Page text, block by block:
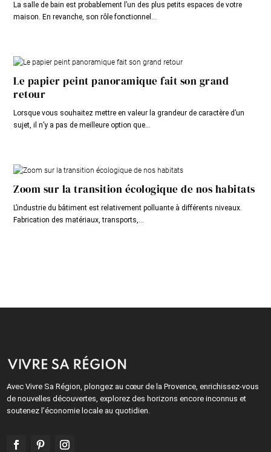
La salle de bain est probablement l’un des plus petits espaces de votre
maison. En revanche, son rôle fonctionnel...
Le papier peint panoramique fait son grand
retour
Lorsque vous souhaitez mettre en valeur la grandeur de caractère d’un
sujet, il n’y a pas de meilleure option que...
Zoom sur la transition écologique de nos habitats
L’industrie du bâtiment est relativement polluante à différents niveaux.
Fabrication des matériaux, transports,...
Avec Vivre Sa Région, plongez au cœur de la Provence, enrichissez-vous
de nouvelles découvertes, explorez des horizons encore inconnus et
soutenez l’économie locale au quotidien.